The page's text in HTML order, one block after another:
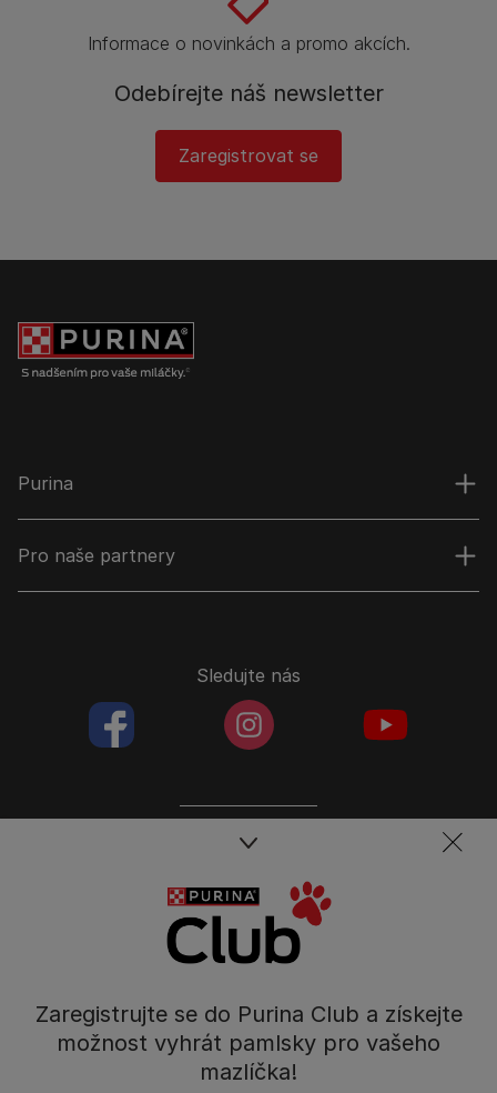
Informace o novinkách a promo akcích.
Odebírejte náš newsletter
Zaregistrovat se
Zaregistrujte se do Purina Club a získejte
možnost vyhrát pamlsky pro vašeho
mazlíčka!
Purina
Pro naše partnery
Spojte se s týmem péče o domácí mazlíčky
Tel.: 800 135 135
Mezi Vodami 2035/31,
Praha 4 - Modřany
Sledujte nás
facebookColoredinstagramColored